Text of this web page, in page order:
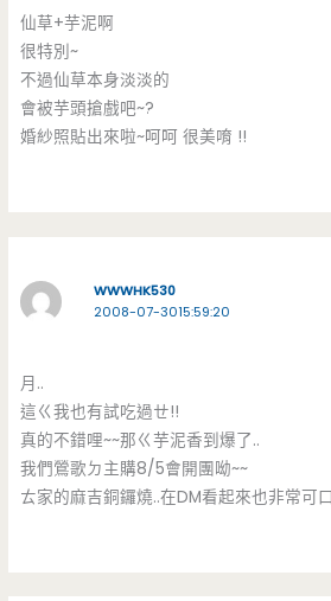
仙草+芋泥啊
很特別~
不過仙草本身淡淡的
會被芋頭搶戲吧~?
婚紗照貼出來啦~呵呵 很美唷 !!
WWWHK530
2008-07-3015:59:20
月..
這ㄍ我也有試吃過ㄝ!!
真的不錯哩~~那ㄍ芋泥香到爆了..
我們鶯歌ㄉ主購8/5會開團呦~~
ㄊ家的麻吉銅鑼燒..在DM看起來也非常可